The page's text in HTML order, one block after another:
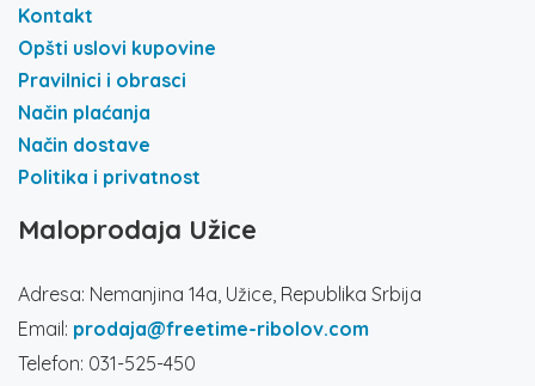
Kontakt
Opšti uslovi kupovine
Pravilnici i obrasci
Način plaćanja
Način dostave
Politika i privatnost
Maloprodaja Užice
Adresa: Nemanjina 14a, Užice, Republika Srbija
Email: prodaja@freetime-ribolov.com
Telefon: 031-525-450